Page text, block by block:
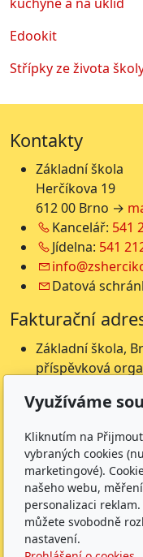
Edookit
Střípky ze života
Kontakty
Základní škola
Herčíkova 19
612 00 Brno →
Kancelář: 541
Jídelna: 541
Datová
Fakturační
Základní škola,
příspěvková
612 00 Brno
Nejsme plátci
Čísla účtů
Škola:
Jídelna:
Využíváme
Kliknutím na
vybraných cookies
marketingové).
našeho webu,
personalizaci
můžete svobodně
nastavení.